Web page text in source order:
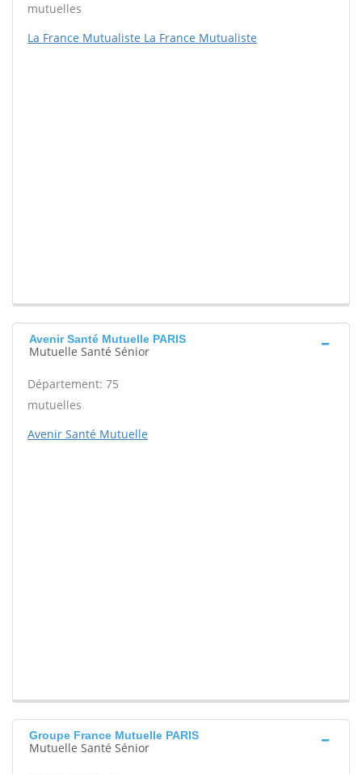
mutuelles
La France Mutualiste La France Mutualiste
Avenir Santé Mutuelle PARIS
Mutuelle Santé Sénior
Département: 75
mutuelles
Avenir Santé Mutuelle
Groupe France Mutuelle PARIS
Mutuelle Santé Sénior